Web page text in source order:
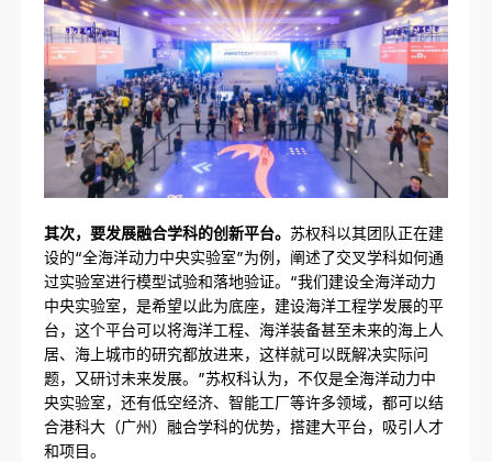
其次，要发展融合学科的创新平台。 苏权科以其团队正在建
设的“全海洋动力中央实验室”为例，阐述了交叉学科如何通
过实验室进行模型试验和落地验证。“我们建设全海洋动力
中央实验室，是希望以此为底座，建设海洋工程学发展的平
台，这个平台可以将海洋工程、海洋装备甚至未来的海上人
居、海上城市的研究都放进来，这样就可以既解决实际问
题，又研讨未来发展。”苏权科认为，不仅是全海洋动力中
央实验室，还有低空经济、智能工厂等许多领域，都可以结
合港科大（广州）融合学科的优势，搭建大平台，吸引人才
和项目。